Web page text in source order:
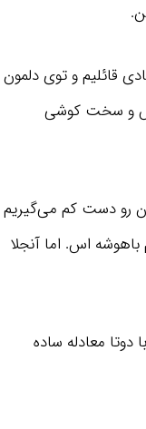
قائلیم و توی دلمون
و سخت کوشی
رو دست کم می‌گیریم
باهوشه اس. اما آنجلا
دوتا معادله ساده